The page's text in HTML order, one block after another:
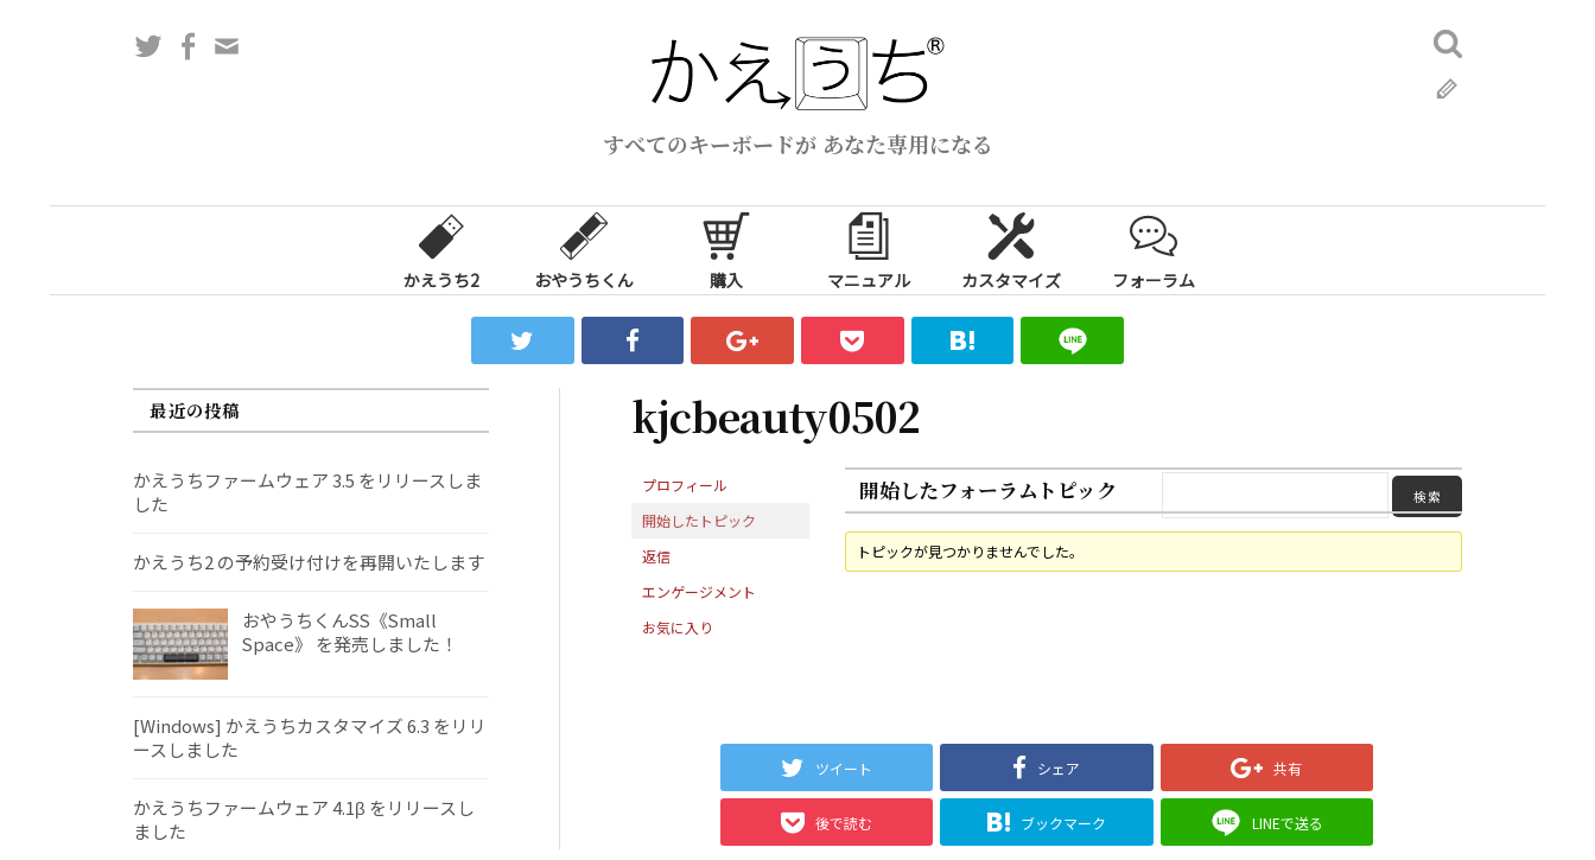
ス
すべてのキーボードが あなた専用になる
TwitterFacebook
検
索:
かえうち2 おやうちくん 購入 マニュアル カスタマイズ フォーラム
kjcbeauty0502
プロフィール
開始したトピック
返信
エンゲージメント
お気に入り
開始したフォーラムトピック
トピックが見つかりませんでした。
ツイート シェア 共有
後で読む ブックマーク LINEで送る
最近の投稿
かえうちファームウェア 3.5 をリリースしま
した
かえうち2 の予約受け付けを再開いたします
おやうちくんSS《Small
Space》 を発売しました！
[Windows] かえうちカスタマイズ 6.3 をリリ
ースしました
かえうちファームウェア 4.1β をリリースし
ました